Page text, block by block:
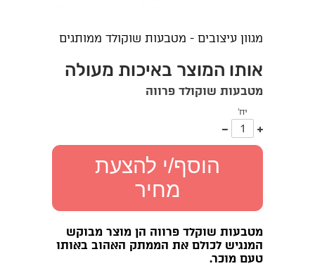
מגוון עיצובים - מטבעות שוקולד ממותגים
אותו המוצר באיכות מעולה
מטבעות שוקולד פרווה
יח'
עוד
אחד
הוסף/י להצעת
מחיר
מטבעות שוקלד פרווה הן מוצר מבוקש
המנגיש לכולם את הממתק האהוב באותו
טעם מוכר.